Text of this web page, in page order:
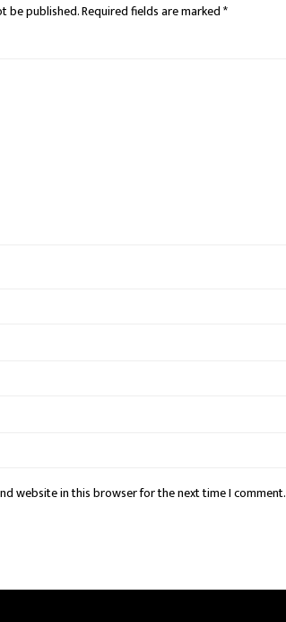
be published.Required fields are marked*
website in this browser for the next time I comment.